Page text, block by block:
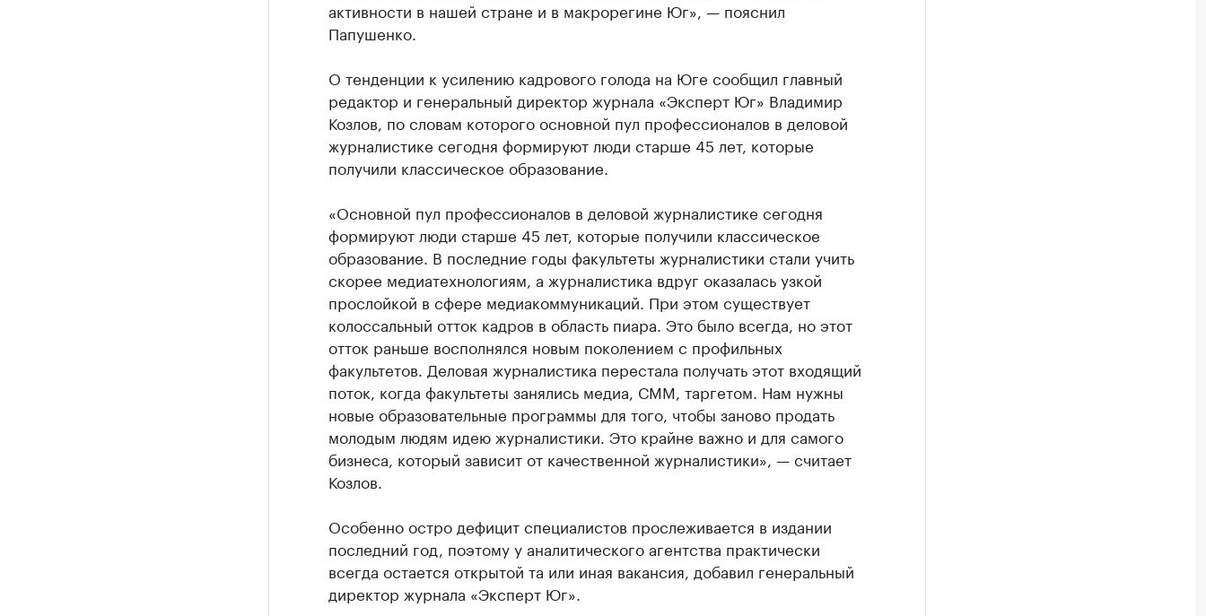
активности в нашей стране и в макрорегине Юг», — пояснил
Папушенко.
О тенденции к усилению кадрового голода на Юге сообщил главный
редактор и генеральный директор журнала «Эксперт Юг» Владимир
Козлов, по словам которого основной пул профессионалов в деловой
журналистике сегодня формируют люди старше 45 лет, которые
получили классическое образование.
«Основной пул профессионалов в деловой журналистике сегодня
формируют люди старше 45 лет, которые получили классическое
образование. В последние годы факультеты журналистики стали учить
скорее медиатехнологиям, а журналистика вдруг оказалась узкой
прослойкой в сфере медиакоммуникаций. При этом существует
колоссальный отток кадров в область пиара. Это было всегда, но этот
отток раньше восполнялся новым поколением с профильных
факультетов. Деловая журналистика перестала получать этот входящий
поток, когда факультеты занялись медиа, СММ, таргетом. Нам нужны
новые образовательные программы для того, чтобы заново продать
молодым людям идею журналистики. Это крайне важно и для самого
бизнеса, который зависит от качественной журналистики», — считает
Козлов.
Особенно остро дефицит специалистов прослеживается в издании
последний год, поэтому у аналитического агентства практически
всегда остается открытой та или иная вакансия, добавил генеральный
директор журнала «Эксперт Юг».